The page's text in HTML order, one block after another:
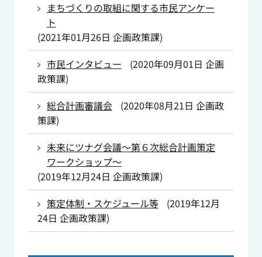
まちづくりの取組に関する市民アンケー
ト
(2021年01月26日 企画政策課)
市民インタビュー
(2020年09月01日 企画
政策課)
総合計画審議会
(2020年08月21日 企画政
策課)
未来にツナグ会議～第６次総合計画策定
ワークショップ～
(2019年12月24日 企画政策課)
策定体制・スケジュール等
(2019年12月
24日 企画政策課)